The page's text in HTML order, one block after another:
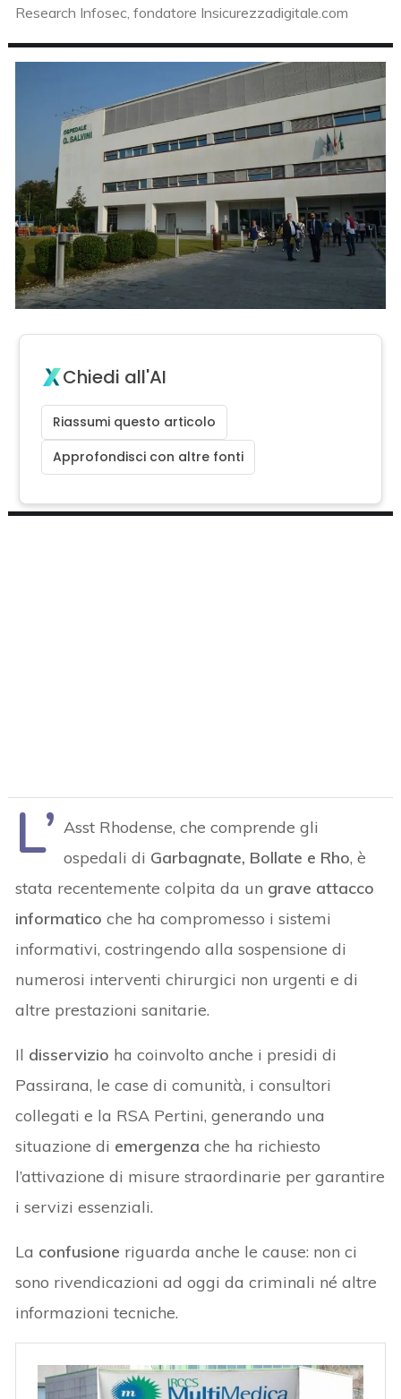
Research Infosec, fondatore Insicurezzadigitale.com
Chiedi all'AI
Riassumi questo articolo
Approfondisci con altre fonti
L’ Asst Rhodense, che comprende gli
ospedali di Garbagnate, Bollate e Rho, è
stata recentemente colpita da un grave attacco
informatico che ha compromesso i sistemi
informativi, costringendo alla sospensione di
numerosi interventi chirurgici non urgenti e di
altre prestazioni sanitarie.
Il disservizio ha coinvolto anche i presidi di
Passirana, le case di comunità, i consultori
collegati e la RSA Pertini, generando una
situazione di emergenzache ha richiesto
l’attivazione di misure straordinarie per garantire
i servizi essenziali.
La confusione riguarda anche le cause: non ci
sono rivendicazioni ad oggi da criminali né altre
informazioni tecniche.